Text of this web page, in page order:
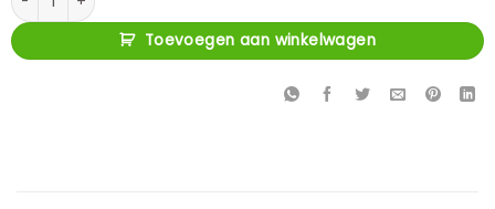
Toevoegen aan winkelwagen